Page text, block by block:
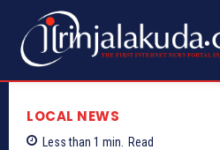
LOCAL NEWS
Less than 1 min. Read